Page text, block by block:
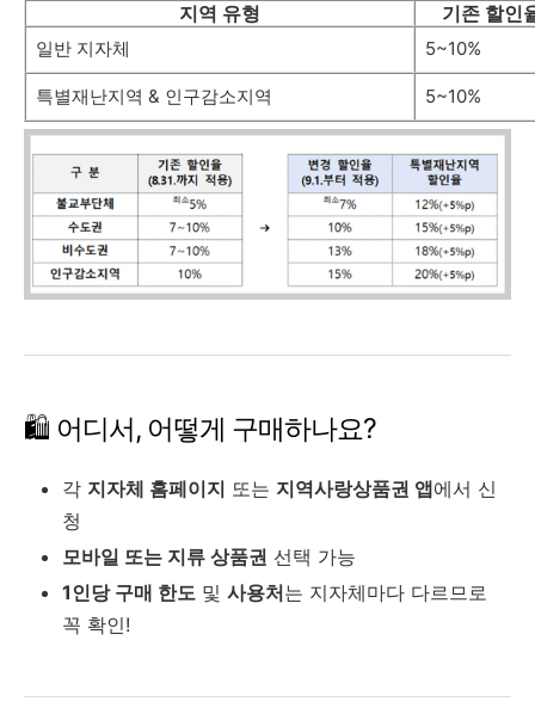
지역 유형 기존 할인
일반 지자체 5~10%
특별재난지역 & 인구감소지역 5~10%
🛍️ 어디서, 어떻게 구매하나요?
각 지자체 홈페이지 또는 지역사랑상품권 앱에서 신
청
모바일 또는 지류 상품권 선택 가능
1인당 구매 한도 및 사용처는 지자체마다 다르므로
꼭 확인!